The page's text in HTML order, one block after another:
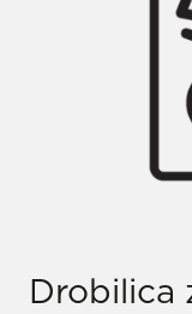
Drobilica